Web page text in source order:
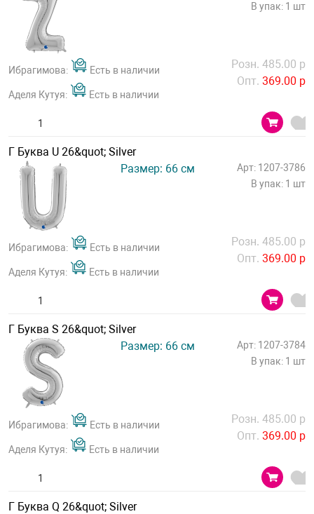
В упак: 1 шт
Ибрагимова: Есть в наличии
Аделя Кутуя: Есть в наличии
Розн. 485.00 р
Опт. 369.00 р
Г Буква U 26&quot; Silver
Размер: 66 см
Арт: 1207-3786
В упак: 1 шт
Ибрагимова: Есть в наличии
Аделя Кутуя: Есть в наличии
Розн. 485.00 р
Опт. 369.00 р
Г Буква S 26&quot; Silver
Размер: 66 см
Арт: 1207-3784
В упак: 1 шт
Ибрагимова: Есть в наличии
Аделя Кутуя: Есть в наличии
Розн. 485.00 р
Опт. 369.00 р
Г Буква Q 26&quot; Silver